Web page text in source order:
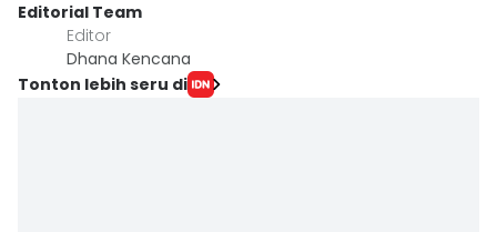
Editorial Team
Editor
Dhana Kencana
Tonton lebih seru di